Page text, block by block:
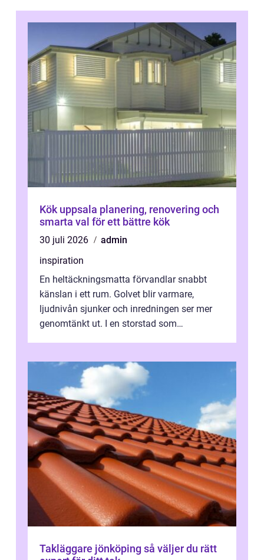
Kök uppsala planering, renovering och
smarta val för ett bättre kök
30 juli 2026
admin
inspiration
En heltäckningsmatta förvandlar snabbt
känslan i ett rum. Golvet blir varmare,
ljudnivån sjunker och inredningen ser mer
genomtänkt ut. I en storstad som
Takläggare jönköping så väljer du rätt